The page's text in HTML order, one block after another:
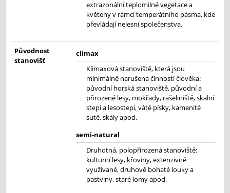
extrazonální teplomilné vegetace a
květeny v rámci temperátního pásma, kde
převládají nelesní společenstva.
Původnost
stanovišť
climax
Klimaxová stanoviště, která jsou
minimálně narušena činností člověka:
původní horská stanoviště, původní a
přirozené lesy, mokřady, rašeliniště, skalní
stepi a lesostepi, váté písky, kamenité
sutě, skály apod.
semi-natural
Druhotná, polopřirozená stanoviště:
kulturní lesy, křoviny, extenzivně
využívané, druhově bohaté louky a
pastviny, staré lomy apod.